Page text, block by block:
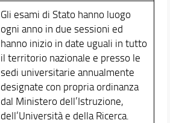
Gli esami di Stato hanno luogo
ogni anno in due sessioni ed
hanno inizio in date uguali in tutto
il territorio nazionale e presso le
sedi universitarie annualmente
designate con propria ordinanza
dal Ministero dell’Istruzione,
dell’Università e della Ricerca.